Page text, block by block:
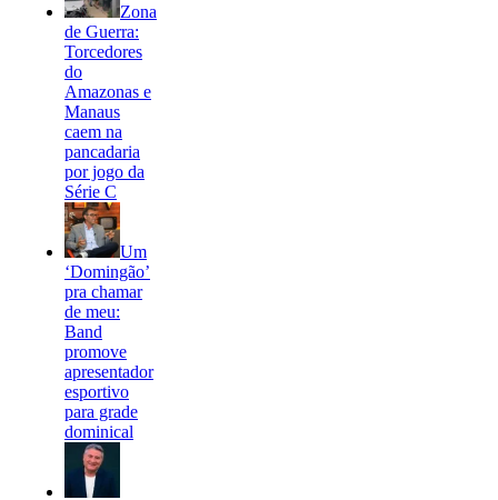
Zona
de Guerra:
Torcedores
do
Amazonas e
Manaus
caem na
pancadaria
por jogo da
Série C
Um
‘Domingão’
pra chamar
de meu:
Band
promove
apresentador
esportivo
para grade
dominical